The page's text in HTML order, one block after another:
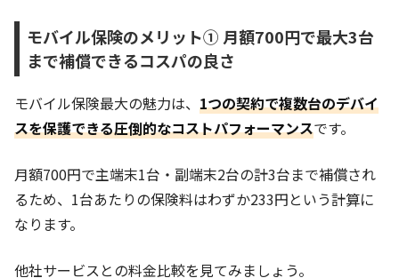
モバイル保険のメリット① 月額700円で最大3台
まで補償できるコスパの良さ
モバイル保険最大の魅力は、 1つの契約で複数台のデバイ
スを保護できる圧倒的なコストパフォーマンスです。
月額700円で主端末1台・副端末2台の計3台まで補償され
るため、1台あたりの保険料はわずか233円という計算に
なります。
他社サービスとの料金比較を見てみましょう。